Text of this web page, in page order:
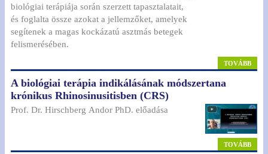
biológiai terápiája során szerzett tapasztalatait,
és foglalta össze azokat a jellemzőket, amelyek
segítenek a magas kockázatú asztmás betegek
felismerésében.
TOVÁBB
A biológiai terápia indikálásának módszertana
krónikus Rhinosinusitisben (CRS)
Prof. Dr. Hirschberg Andor PhD. előadása
TOVÁBB